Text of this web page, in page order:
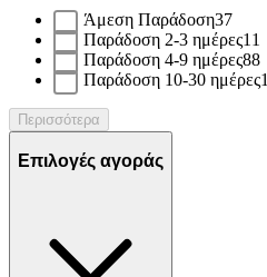
Άμεση Παράδοση37
Παράδοση 2-3 ημέρες11
Παράδοση 4-9 ημέρες88
Παράδοση 10-30 ημέρες1
Περισσότερα
Επιλογές αγοράς